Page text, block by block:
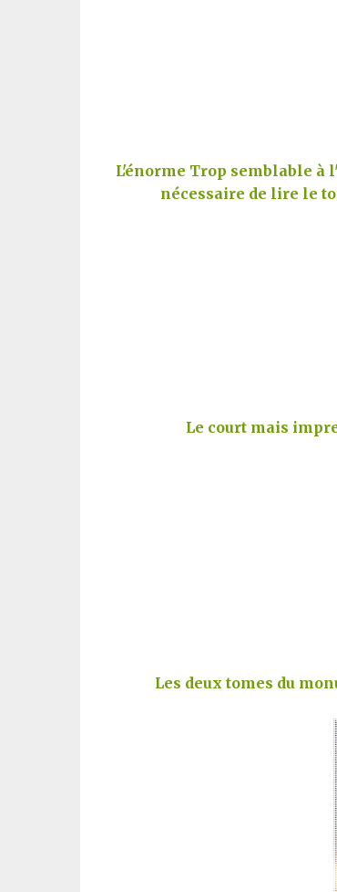
L'énorme Trop semblable à
nécessaire de lire le
Le court mais
Les deux tomes du